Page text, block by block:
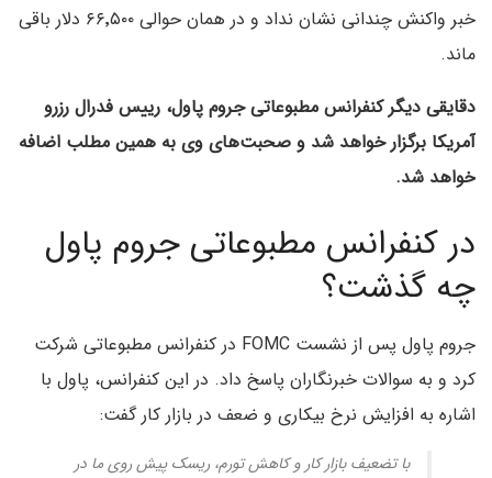
خبر واکنش چندانی نشان نداد و در همان حوالی ۶۶٬۵۰۰ دلار باقی
ماند.
دقایقی دیگر کنفرانس مطبوعاتی جروم پاول، رییس فدرال رزرو
آمریکا برگزار خواهد شد و صحبت‌های وی به همین مطلب اضافه
خواهد شد.
در کنفرانس مطبوعاتی جروم پاول
چه گذشت؟
جروم پاول پس از نشست FOMC در کنفرانس مطبوعاتی شرکت
کرد و به سوالات خبرنگاران پاسخ داد. در این کنفرانس، پاول با
اشاره به افزایش نرخ بیکاری و ضعف در بازار کار گفت:
با تضعیف بازار کار و کاهش تورم، ریسک پیش روی ما در